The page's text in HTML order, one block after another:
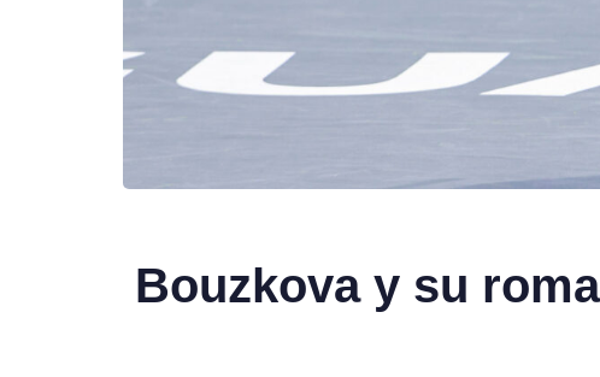
Bouzkova y su